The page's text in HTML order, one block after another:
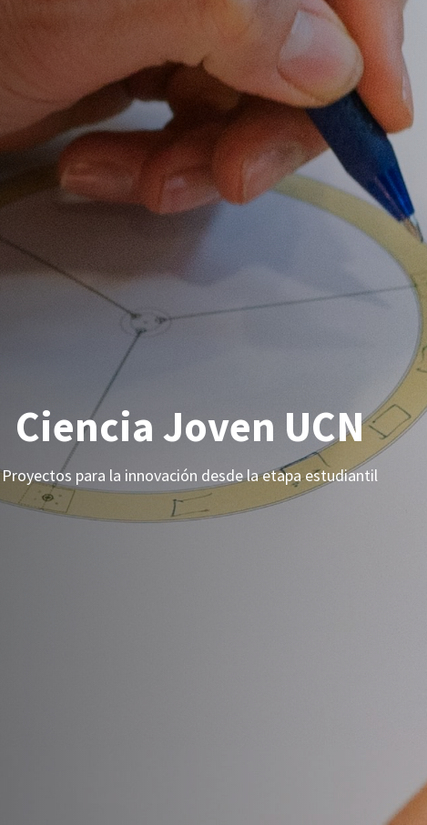
Ciencia Joven UCN
Proyectos para la innovación desde la etapa estudiantil